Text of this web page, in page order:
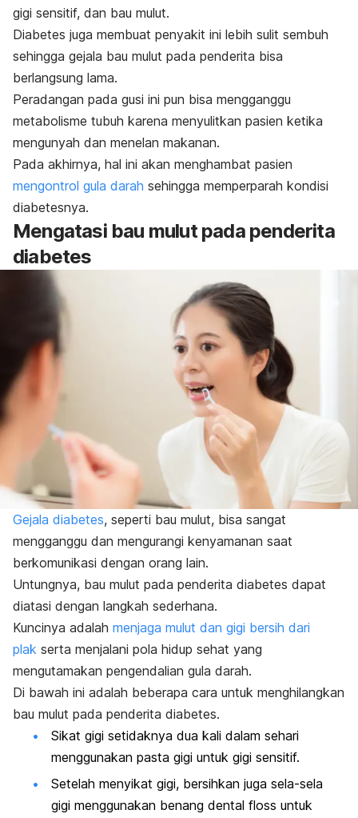
gigi sensitif, dan bau mulut.
Diabetes juga membuat penyakit ini lebih sulit sembuh
sehingga gejala bau mulut pada penderita bisa
berlangsung lama.
Peradangan pada gusi ini pun bisa mengganggu
metabolisme tubuh karena menyulitkan pasien ketika
mengunyah dan menelan makanan.
Pada akhirnya, hal ini akan menghambat pasien
mengontrol gula darah sehingga memperparah kondisi
diabetesnya.
Mengatasi bau mulut pada penderita
diabetes
Gejala diabetes, seperti bau mulut, bisa sangat
mengganggu dan mengurangi kenyamanan saat
berkomunikasi dengan orang lain.
Untungnya, bau mulut pada penderita diabetes dapat
diatasi dengan langkah sederhana.
Kuncinya adalah menjaga mulut dan gigi bersih dari
plak serta menjalani pola hidup sehat yang
mengutamakan pengendalian gula darah.
Di bawah ini adalah beberapa cara untuk menghilangkan
bau mulut pada penderita diabetes.
Sikat gigi setidaknya dua kali dalam sehari
menggunakan pasta gigi untuk gigi sensitif.
Setelah menyikat gigi, bersihkan juga sela-sela
gigi menggunakan benang dental floss untuk